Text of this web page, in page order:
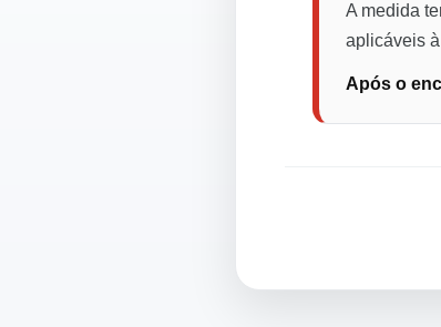
A medida
aplicáveis
Após o